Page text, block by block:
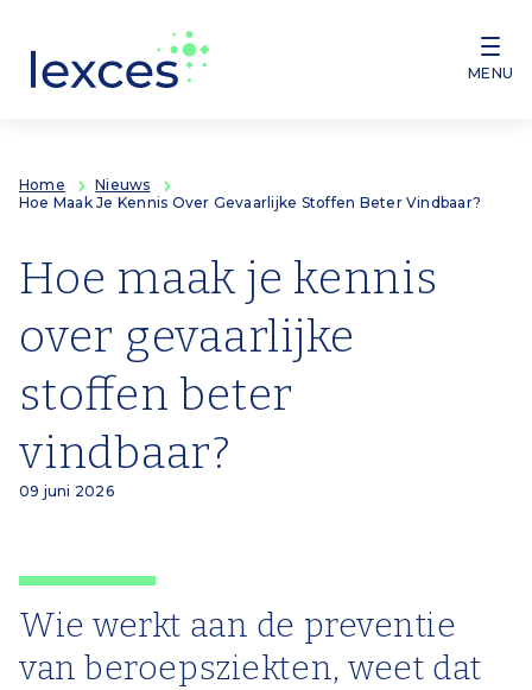
MENU
Home
Nieuws
Hoe Maak Je Kennis Over Gevaarlijke Stoffen Beter Vindbaar?
Hoe maak je kennis
over gevaarlijke
stoffen beter
vindbaar?
09 juni 2026
Wie werkt aan de preventie
van beroepsziekten, weet dat